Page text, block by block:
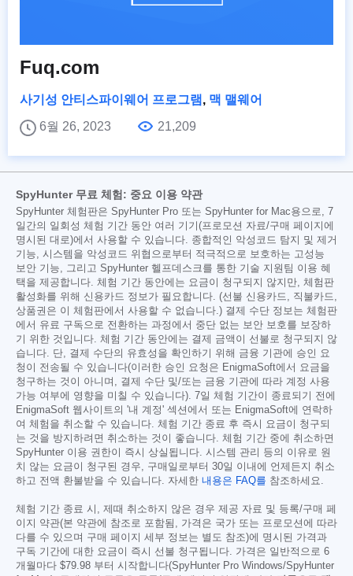
Fuq.com
사기성 안티스파이웨어 프로그램 , 맥 맬웨어
6월 26, 2023
21,209
SpyHunter 무료 체험: 중요 이용 약관
SpyHunter 체험판은 SpyHunter Pro 또는 SpyHunter for Mac용으로, 7
일간의 일회성 체험 기간 동안 여러 기기(프로모션 자료/구매 페이지에
명시된 대로)에서 사용할 수 있습니다. 종합적인 악성코드 탐지 및 제거
기능, 시스템을 악성코드 위협으로부터 적극적으로 보호하는 고성능
보안 기능, 그리고 SpyHunter 헬프데스크를 통한 기술 지원팀 이용 혜
택을 제공합니다. 체험 기간 동안에는 요금이 청구되지 않지만, 체험판
활성화를 위해 신용카드 정보가 필요합니다. (선불 신용카드, 직불카드,
상품권은 이 체험판에서 사용할 수 없습니다.) 결제 수단 정보는 체험판
에서 유료 구독으로 전환하는 과정에서 중단 없는 보안 보호를 보장하
기 위한 것입니다. 체험 기간 동안에는 결제 금액이 선불로 청구되지 않
습니다. 단, 결제 수단의 유효성을 확인하기 위해 금융 기관에 승인 요
청이 전송될 수 있습니다(이러한 승인 요청은 EnigmaSoft에서 요금을
청구하는 것이 아니며, 결제 수단 및/또는 금융 기관에 따라 계정 사용
가능 여부에 영향을 미칠 수 있습니다). 7일 체험 기간이 종료되기 전에
EnigmaSoft 웹사이트의 '내 계정' 섹션에서 또는 EnigmaSoft에 연락하
여 체험을 취소할 수 있습니다. 체험 기간 종료 후 즉시 요금이 청구되
는 것을 방지하려면 취소하는 것이 좋습니다. 체험 기간 중에 취소하면
SpyHunter 이용 권한이 즉시 상실됩니다. 시스템 관리 등의 이유로 원
치 않는 요금이 청구된 경우, 구매일로부터 30일 이내에 언제든지 취소
하고 전액 환불받을 수 있습니다. 자세한 내용은 FAQ를 참조하세요.
체험 기간 종료 시, 제때 취소하지 않은 경우 제공 자료 및 등록/구매 페
이지 약관(본 약관에 참조로 포함됨, 가격은 국가 또는 프로모션에 따라
다를 수 있으며 구매 페이지 세부 정보는 별도 참조)에 명시된 가격과
구독 기간에 대한 요금이 즉시 선불 청구됩니다. 가격은 일반적으로 6
개월마다 $79.98 부터 시작합니다(SpyHunter Pro Windows/SpyHunter